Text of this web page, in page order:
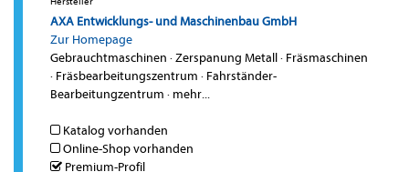
AXA Entwicklungs- und Maschinenbau GmbH
Zur Homepage
Gebrauchtmaschinen ·Zerspanung Metall· Fräsmaschinen
· Fräsbearbeitungszentrum · Fahrständer-
Bearbeitungzentrum · mehr...
Katalog vorhanden
Online-Shop vorhanden
Premium-Profil